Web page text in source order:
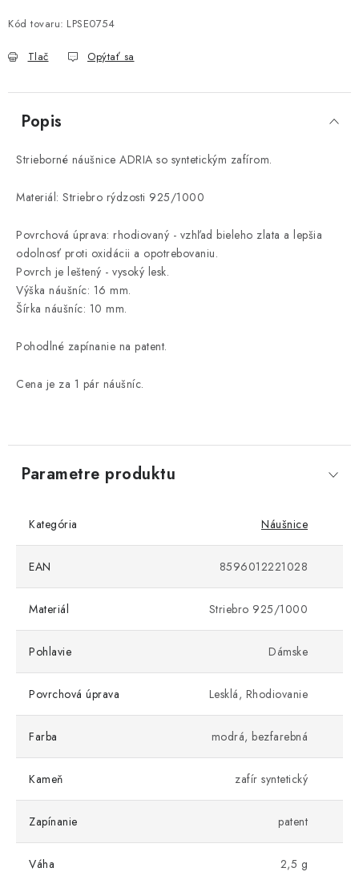
Kód tovaru: LPSE0754
Tlač Opýtať sa
Popis
Strieborné náušnice ADRIA so syntetickým zafírom.
Materiál: Striebro rýdzosti 925/1000
Povrchová úprava: rhodiovaný - vzhľad bieleho zlata a lepšia
odolnosť proti oxidácii a opotrebovaniu.
Povrch je leštený - vysoký lesk.
Výška náušníc: 16 mm.
Šírka náušníc: 10 mm.
Pohodlné zapínanie na patent.
Cena je za 1 pár náušníc.
Parametre produktu
Kategória Náušnice
EAN 8596012221028
Materiál Striebro 925/1000
Pohlavie Dámske
Povrchová úprava Lesklá, Rhodiovanie
Farba modrá, bezfarebná
Kameň zafír syntetický
Zapínanie patent
Váha 2,5 g